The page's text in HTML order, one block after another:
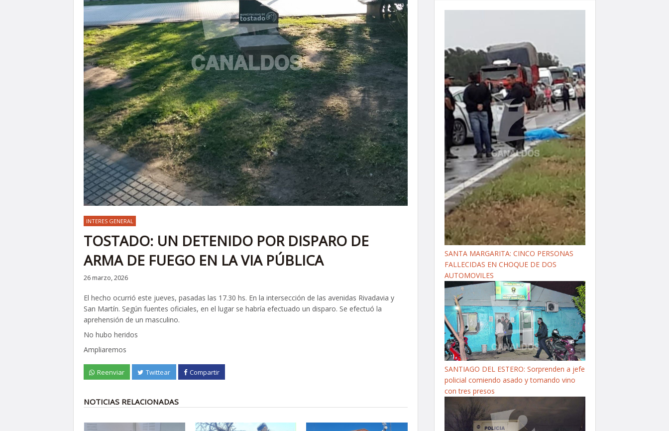
INTERES GENERAL
TOSTADO: UN DETENIDO POR DISPARO DE
ARMA DE FUEGO EN LA VIA PÚBLICA
26 marzo, 2026
El hecho ocurrió este jueves, pasadas las 17.30 hs. En la intersección de las avenidas Rivadavia y
San Martín. Según fuentes oficiales, en el lugar se habría efectuado un disparo. Se efectuó la
aprehensión de un masculino.
No hubo heridos
Ampliaremos
Reenviar Twittear Compartir
NOTICIAS RELACIONADAS
SANTA MARGARITA: CINCO PERSONAS
FALLECIDAS EN CHOQUE DE DOS
AUTOMOVILES
SANTIAGO DEL ESTERO: Sorprenden a jefe
policial comiendo asado y tomando vino
con tres presos